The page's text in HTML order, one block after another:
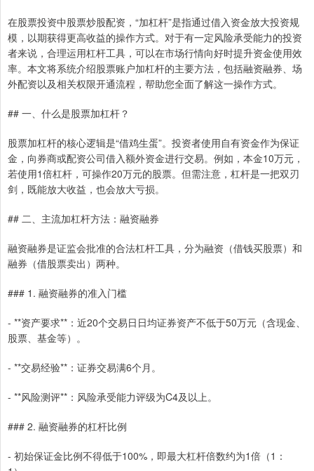
在股票投资中股票炒股配资，“加杠杆”是指通过借入资金放大投资规
模，以期获得更高收益的操作方式。对于有一定风险承受能力的投资
者来说，合理运用杠杆工具，可以在市场行情向好时提升资金使用效
率。本文将系统介绍股票账户加杠杆的主要方法，包括融资融券、场
外配资以及相关权限开通流程，帮助您全面了解这一操作方式。
## 一、什么是股票加杠杆？
股票加杠杆的核心逻辑是“借鸡生蛋”。投资者使用自有资金作为保证
金，向券商或配资公司借入额外资金进行交易。例如，本金10万元，
若使用1倍杠杆，可操作20万元的股票。但需注意，杠杆是一把双刃
剑，既能放大收益，也会放大亏损。
## 二、主流加杠杆方法：融资融券
融资融券是证监会批准的合法杠杆工具，分为融资（借钱买股票）和
融券（借股票卖出）两种。
### 1. 融资融券的准入门槛
- **资产要求**：近20个交易日日均证券资产不低于50万元（含现金、
股票、基金等）。
- **交易经验**：证券交易满6个月。
- **风险测评**：风险承受能力评级为C4及以上。
### 2. 融资融券的杠杆比例
- 初始保证金比例不得低于100%，即最大杠杆倍数约为1倍（1：